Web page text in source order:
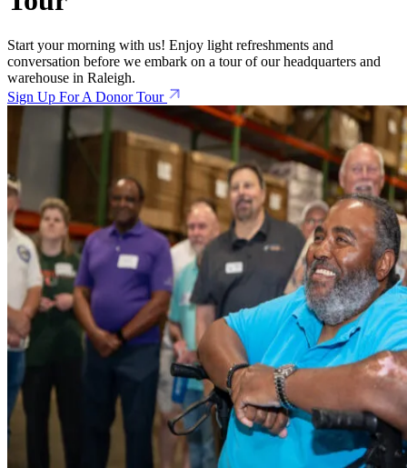
Start your morning with us! Enjoy light refreshments and
conversation before we embark on a tour of our headquarters and
warehouse in Raleigh.
Sign Up For A Donor Tour